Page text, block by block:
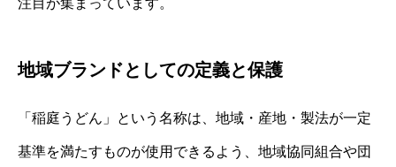
地域ブランドとしての定義と保護
「稲庭うどん」という名称は、地域・産地・製法が一定
基準を満たすものが使用できるよう、地域協同組合や団